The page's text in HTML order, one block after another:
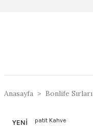
Anasayfa Bonlife Sırları
YENİ